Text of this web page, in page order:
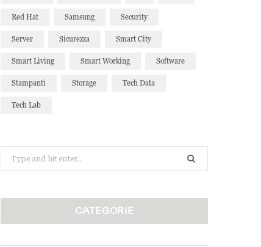
Red Hat Samsung Security
Server Sicurezza Smart City
Smart Living Smart Working Software
Stampanti Storage Tech Data
Tech Lab
for:
CATEGORIE